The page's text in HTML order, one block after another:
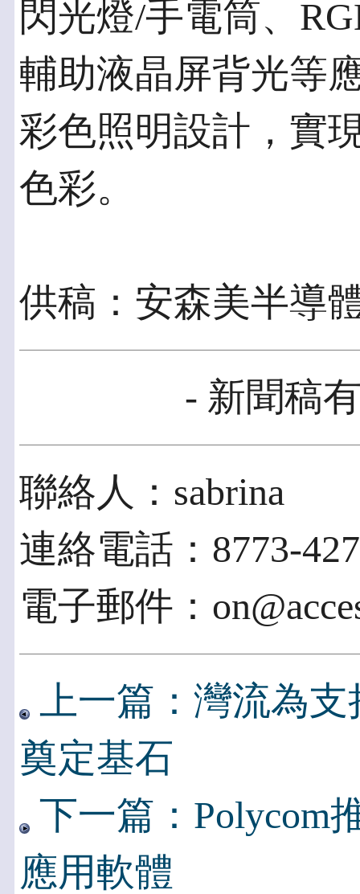
閃光燈/手電筒、
輔助液晶屏背光等
彩色照明設計，實
色彩。
供稿：安森美半導
- 新聞稿
聯絡人：sabrina
連絡電話：8773-
電子郵件：
上一篇：灣流為
奠定基石
下一篇：Polycom
應用軟體